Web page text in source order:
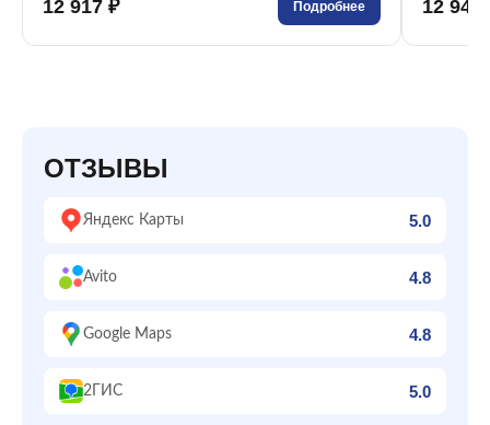
12 917 ₽ Подробнее 12 944
ОТЗЫВЫ
Яндекс Карты 5.0
Avito 4.8
Google Maps 4.8
2ГИС 5.0